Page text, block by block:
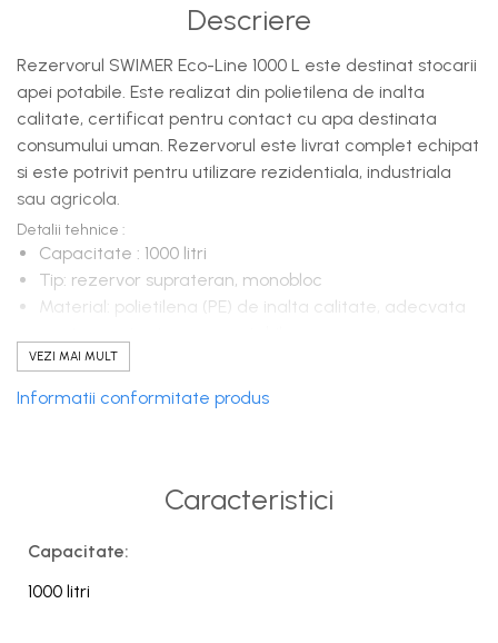
Descriere
Rezervorul SWIMER Eco-Line 1000 L este destinat stocarii
apei potabile. Este realizat din polietilena de inalta
calitate, certificat pentru contact cu apa destinata
consumului uman. Rezervorul este livrat complet echipat
si este potrivit pentru utilizare rezidentiala, industriala
sau agricola.
Detalii tehnice :
Capacitate : 1000 litri
Tip: rezervor suprateran, monobloc
Material: polietilena (PE) de inalta calitate, adecvata
Utilizare: stocare apa potabila
Presiune de lucru: nepresurizat
Instalare: pe suprafata plana, rigida, conform
Echipare standard:
aerisire (vent)
racord golire 2" cu robinet cu bila
VEZI MAI MULT
Informatii conformitate produs
Caracteristici
Capacitate:
1000 litri